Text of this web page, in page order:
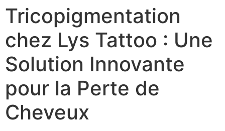
Tricopigmentation
chez Lys Tattoo : Une
Solution Innovante
pour la Perte de
Cheveux